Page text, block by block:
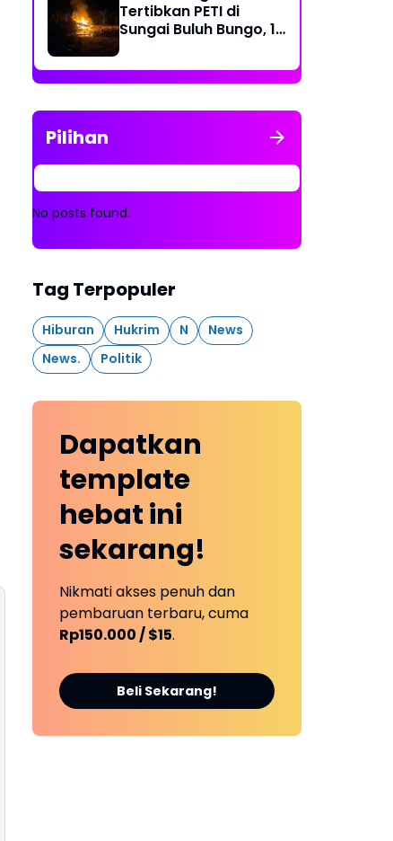
Tertibkan PETI di
Sungai Buluh Bungo, 15
Dibakar
Pilihan
No posts found.
Tag Terpopuler
Hiburan Hukrim N
News
News.
Politik
Dapatkan
template
hebat ini
sekarang!
Nikmati akses penuh dan
pembaruan terbaru, cuma
Rp150.000 / $15.
Beli Sekarang!